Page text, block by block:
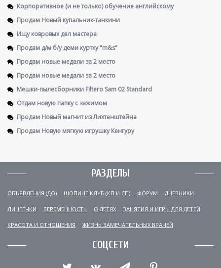
Корпоративное (и не только) обучение английскому
Продам Новый купальник-танкини
Ищу ковровых дел мастера
Продам д/м б/у деми куртку "m&s"
Продам новые медали за 2 место
Продам новые медали за 2 место
Мешки-пылесборники Filtero Sam 02 Standard
Отдам новую папку с зажимом
Продам Новый магнит из Лихтенштейна
Продам Новую мягкую игрушку Кенгуру
РАЗДЕЛЫ
ОБЪЯВЛЕНИЯ (ДО) ШОПИНГ КЛУБ (КП И СП) ФОРУМ ДНЕВНИКИ
ЛИНЕЕЧКИ БЕРЕМЕННОСТЬ О ДЕТЯХ ЗАНЯТИЯ И ИГРЫ ДЛЯ ДЕТЕЙ
КРАСОТА И ОТНОШЕНИЯ ЖИЗНЬ ЗАМЕЧАТЕЛЬНЫХ ВРАЧЕЙ
СОЦСЕТИ